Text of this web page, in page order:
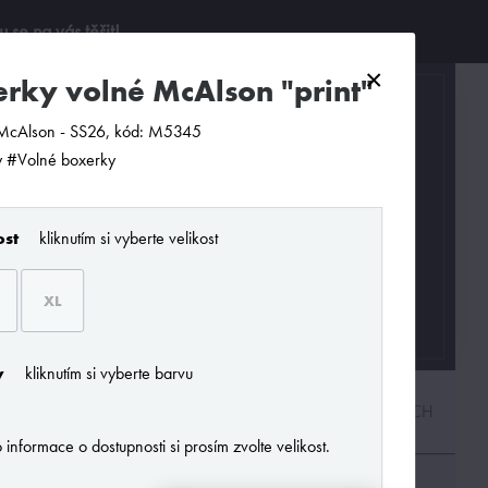
×
volné McAlson "print"
- SS26, kód: M5345
#Volné boxerky
kliknutím si vyberte velikost
XL
kliknutím si vyberte barvu
o dostupnosti si prosím zvolte velikost.
se na vás těšit!